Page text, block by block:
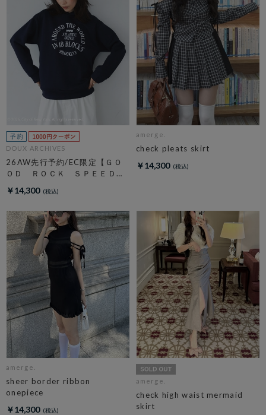
DOUX ARCHIVES
26AW先行予約/EC限定【ＧＯ
ＯＤ ＲＯＣＫ ＳＰＥＥＤ】
￥14,300
amerge.
check pleats skirt
￥14,300
amerge.
sheer border ribbon
onepiece
￥14,300
amerge.
check high waist mermaid
skirt